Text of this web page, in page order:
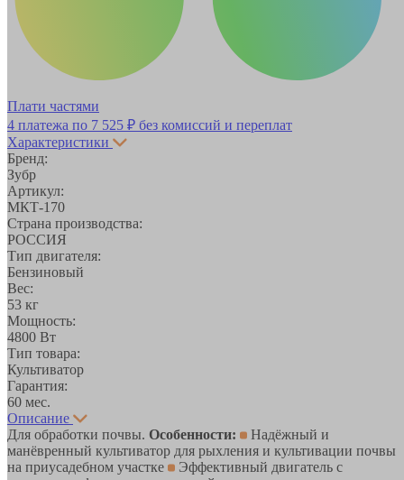
Плати частями
4 платежа по 7 525 ₽ без комиссий и переплат
Характеристики
Бренд:
Зубр
Артикул:
МКТ-170
Страна производства:
РОССИЯ
Тип двигателя:
Бензиновый
Вес:
53 кг
Мощность:
4800 Вт
Тип товара:
Культиватор
Гарантия:
60 мес.
Описание
Для обработки почвы. Особенности:
Надёжный и
манёвренный культиватор для рыхления и культивации почвы
на приусадебном участке
Эффективный двигатель с